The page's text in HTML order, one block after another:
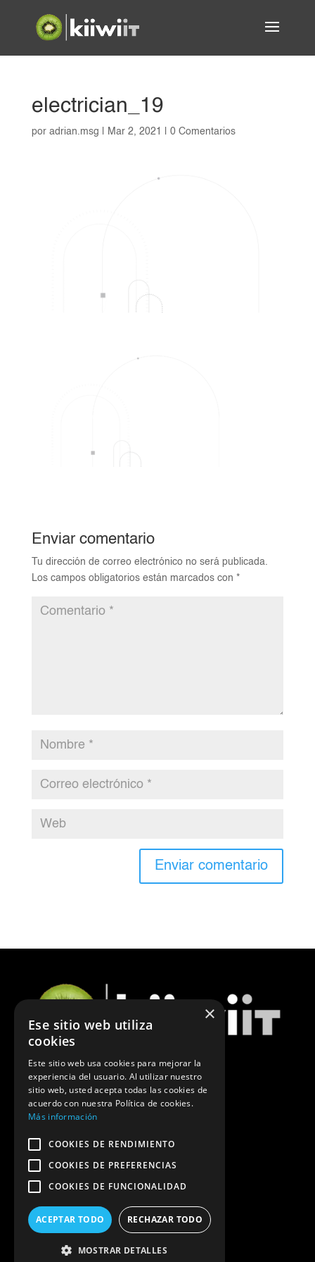
electrician_19
por adrian.msg Mar 2, 2021 0 Comentarios
Enviar comentario
Tu dirección de correo electrónico no será publicada.
Los campos obligatorios están marcados con *
ÚLTIMAS NOTICIAS DE MARKETING
POLÍTICA DE PRIVACIDAD
×
Ese sitio web utiliza
cookies
Este sitio web usa cookies para mejorar la
experiencia del usuario. Al utilizar nuestro
sitio web, usted acepta todas las cookies de
acuerdo con nuestra Política de cookies.
Más información
COOKIES DE RENDIMIENTO
COOKIES DE PREFERENCIAS
COOKIES DE FUNCIONALIDAD
ACEPTAR TODO RECHAZAR TODO
MOSTRAR DETALLES